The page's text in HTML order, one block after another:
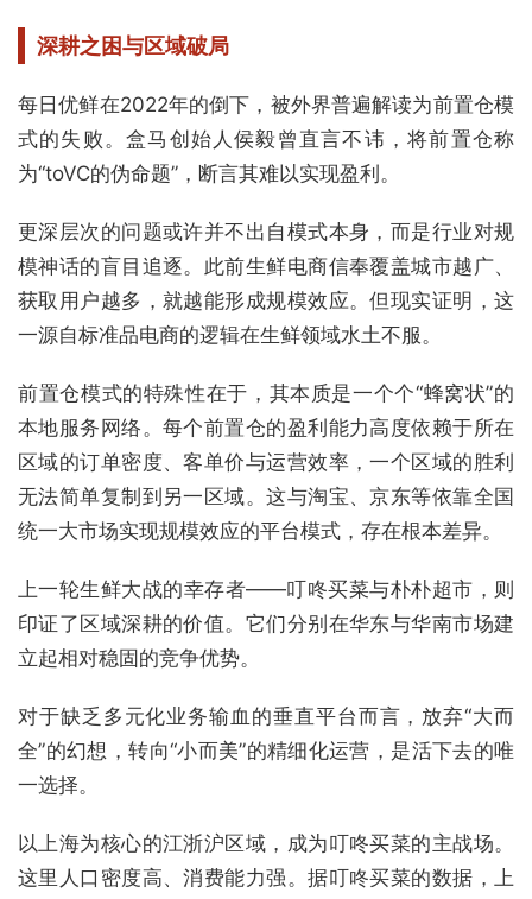
深耕之困与区域破局
每日优鲜在2022年的倒下，被外界普遍解读为前置仓模
式的失败。盒马创始人侯毅曾直言不讳，将前置仓称
为“toVC的伪命题”，断言其难以实现盈利。
更深层次的问题或许并不出自模式本身，而是行业对规
模神话的盲目追逐。此前生鲜电商信奉覆盖城市越广、
获取用户越多，就越能形成规模效应。但现实证明，这
一源自标准品电商的逻辑在生鲜领域水土不服。
前置仓模式的特殊性在于，其本质是一个个“蜂窝状”的
本地服务网络。每个前置仓的盈利能力高度依赖于所在
区域的订单密度、客单价与运营效率，一个区域的胜利
无法简单复制到另一区域。这与淘宝、京东等依靠全国
统一大市场实现规模效应的平台模式，存在根本差异。
上一轮生鲜大战的幸存者——叮咚买菜与朴朴超市，则
印证了区域深耕的价值。它们分别在华东与华南市场建
立起相对稳固的竞争优势。
对于缺乏多元化业务输血的垂直平台而言，放弃“大而
全”的幻想，转向“小而美”的精细化运营，是活下去的唯
一选择。
以上海为核心的江浙沪区域，成为叮咚买菜的主战场。
这里人口密度高、消费能力强。据叮咚买菜的数据，上